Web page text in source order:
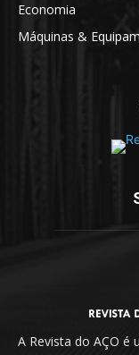
Economia
Máquinas &
A Revista do AÇO é